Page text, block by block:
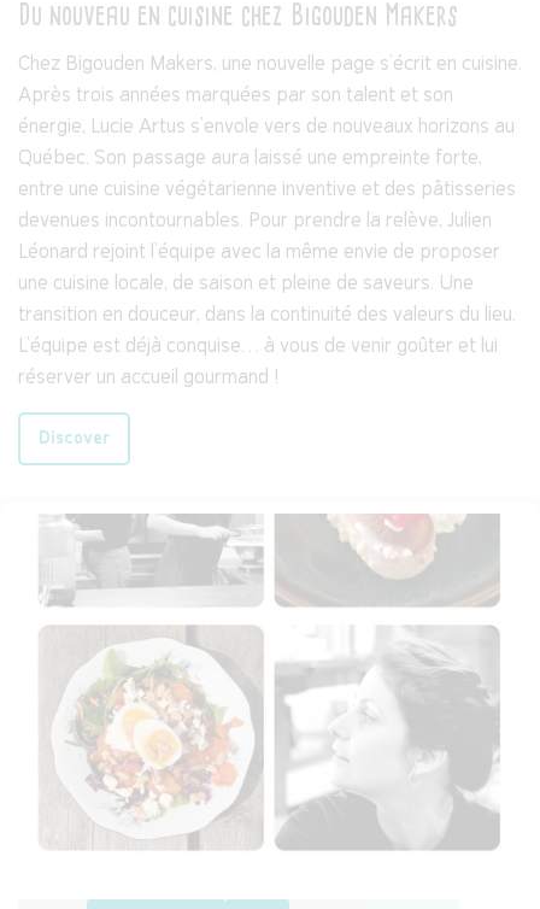
Du nouveau en cuisine chez Bigouden Makers
Chez Bigouden Makers, une nouvelle page s’écrit en cuisine.
Après trois années marquées par son talent et son
énergie, Lucie Artus s’envole vers de nouveaux horizons au
Québec. Son passage aura laissé une empreinte forte,
entre une cuisine végétarienne inventive et des pâtisseries
devenues incontournables. Pour prendre la relève, Julien
Léonard rejoint l’équipe avec la même envie de proposer
une cuisine locale, de saison et pleine de saveurs. Une
transition en douceur, dans la continuité des valeurs du lieu.
L’équipe est déjà conquise… à vous de venir goûter et lui
réserver un accueil gourmand !
Discover